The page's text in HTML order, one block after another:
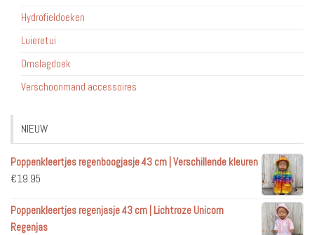
Hydrofieldoeken
Luieretui
Omslagdoek
Verschoonmand accessoires
NIEUW
Poppenkleertjes regenboogjasje 43 cm | Verschillende kleuren
€19.95
Poppenkleertjes regenjasje 43 cm | Lichtroze Unicorn
Regenjas